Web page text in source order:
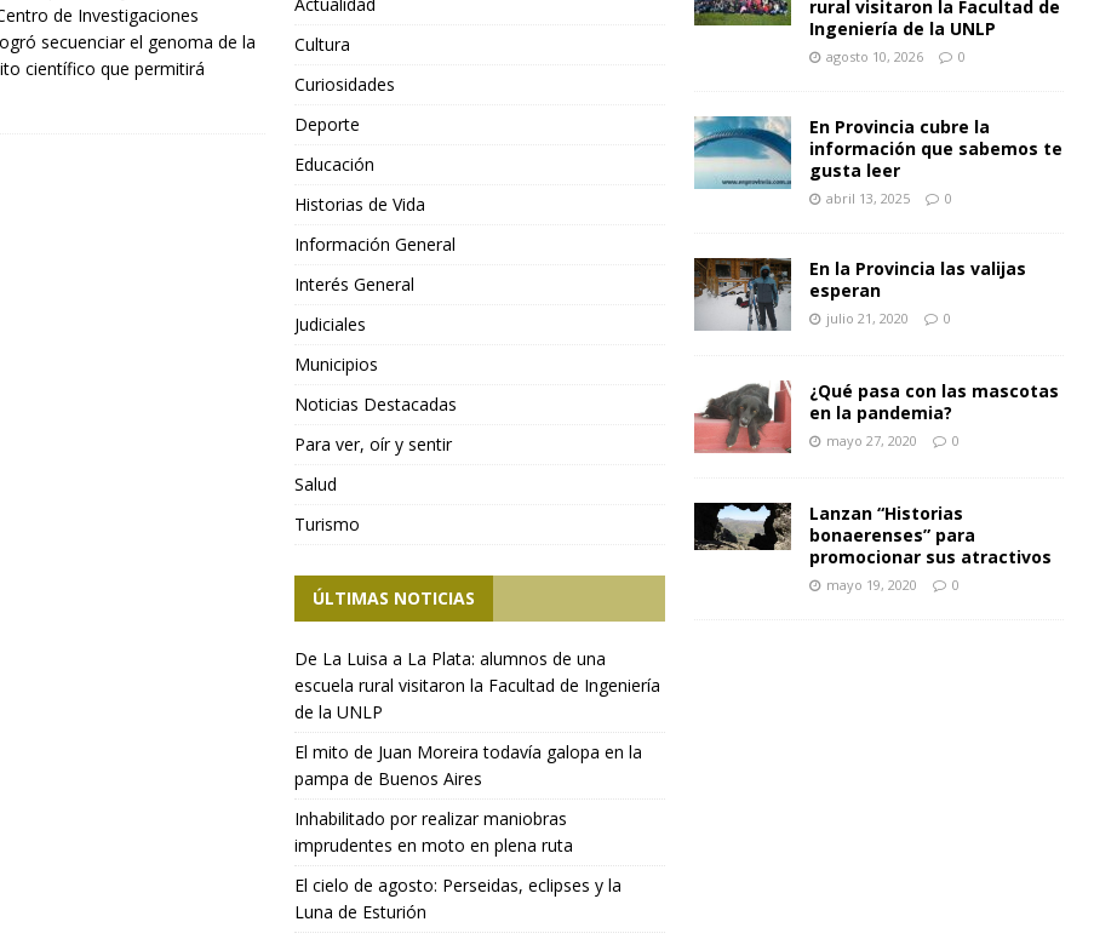
de Investigaciones
secuenciar el genoma de la
científico que permitirá
Cultura
Curiosidades
Deporte
Educación
Historias de Vida
Información General
Interés General
Judiciales
Municipios
Noticias Destacadas
Para ver, oír y sentir
Salud
Turismo
ÚLTIMAS NOTICIAS
De La Luisa a La Plata: alumnos de una
escuela rural visitaron la Facultad de Ingeniería
de la UNLP
El mito de Juan Moreira todavía galopa en la
pampa de Buenos Aires
Inhabilitado por realizar maniobras
imprudentes en moto en plena ruta
El cielo de agosto: Perseidas, eclipses y la
Luna de Esturión
rural visitaron la Facultad de
Ingeniería de la UNLP
agosto 10, 2026 0
En Provincia cubre la
información que sabemos te
gusta leer
abril 13, 2025 0
En la Provincia las valijas
esperan
julio 21, 2020 0
¿Qué pasa con las mascotas
en la pandemia?
mayo 27, 2020 0
Lanzan “Historias
bonaerenses” para
promocionar sus atractivos
mayo 19, 2020 0